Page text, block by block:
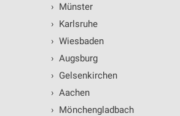
› Münster
› Karlsruhe
› Wiesbaden
› Augsburg
› Gelsenkirchen
› Aachen
› Mönchengladbach